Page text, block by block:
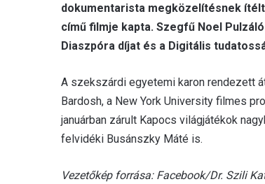
dokumentarista megközelítésnek
című filmje kapta. Szegfű Noel
Diaszpóra díjat és a Digitális
A szekszárdi egyetemi karon rendezett
Bardosh, a New York University filmes
januárban zárult Kapocs világjátékok
felvidéki Busánszky Máté is.
Vezetőkép forrása: Facebook/Dr. Szili